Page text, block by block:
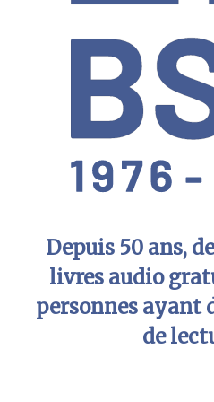
Depuis 50 ans,
livres audio
personnes ayant
de